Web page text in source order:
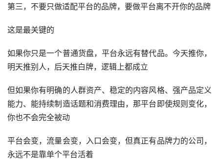
第三，不要只做适配平台的品牌，要做平台离不开你的品牌
这是最关键的
如果你只是一个普通货盘，平台永远有替代品。今天推你，
明天推别人，后天推白牌，逻辑上都成立
但如果你有明确的人群资产、稳定的内容风格、强产品定义
能力、能持续制造话题和消费理由，那平台即使规则变化，
你也不会完全被动
平台会变，流量会变，入口会变，但真正有品牌力的公司，
永远不是靠单个平台活着